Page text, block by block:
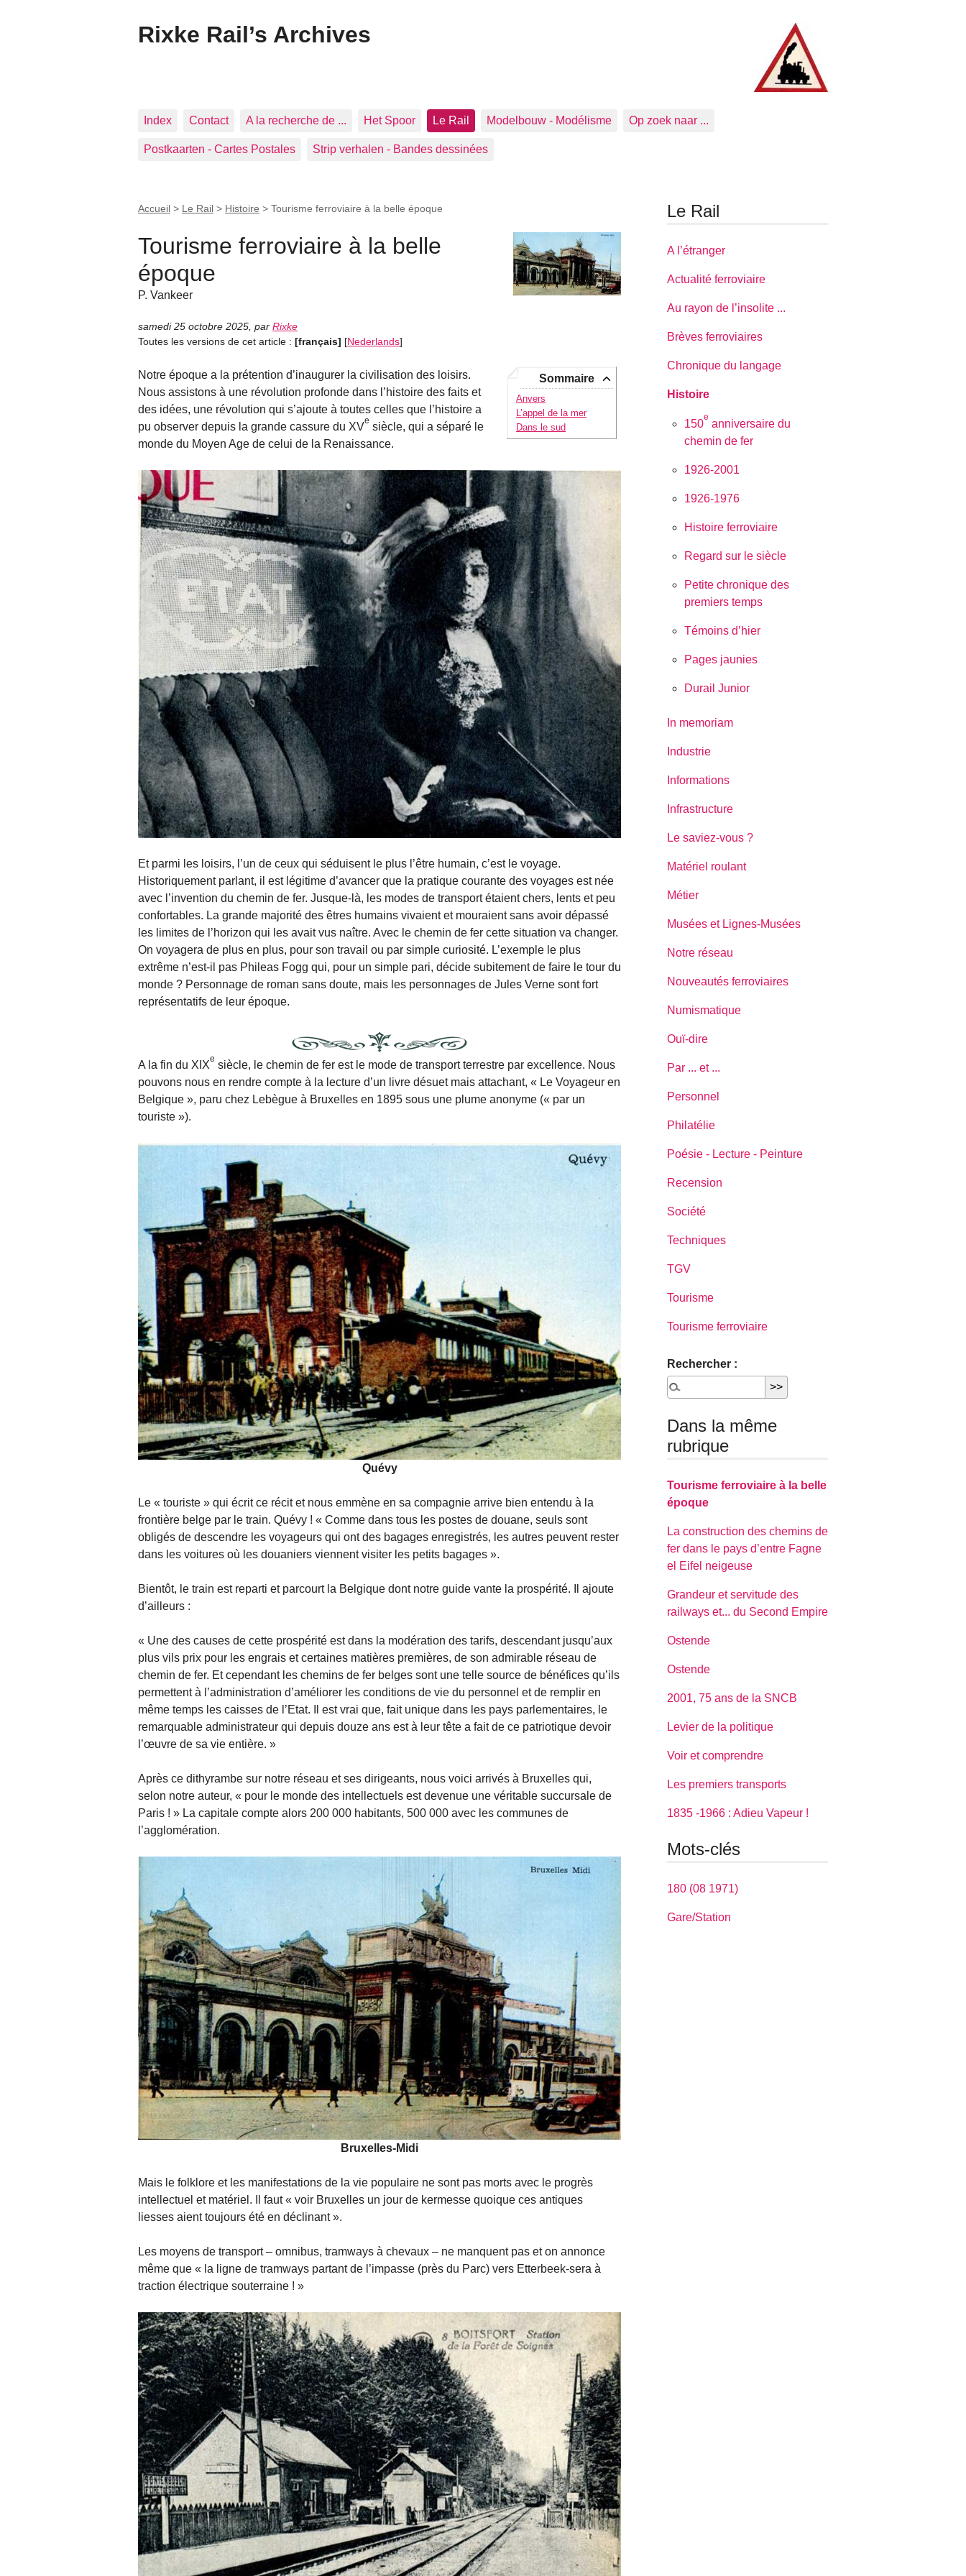
Rixke Rail’s Archives
Index Contact A la recherche de ... Het Spoor Le Rail Modelbouw - Modélisme Op zoek naar ...
Postkaarten - Cartes Postales Strip verhalen - Bandes dessinées
Accueil > Le Rail > Histoire > Tourisme ferroviaire à la belle époque
Tourisme ferroviaire à la belle
époque
P. Vankeer
samedi 25 octobre 2025 par Rixke
Toutes les versions de cet article : [français] [Nederlands]
Sommaire
Anvers
L’appel de la mer
Dans le sud
Notre époque a la prétention d’inaugurer la civilisation des loisirs.
Nous assistons à une révolution profonde dans l’histoire des faits et
des idées, une révolution qui s’ajoute à toutes celles que l’histoire a
pu observer depuis la grande cassure du XV
e
siècle, qui a séparé le
monde du Moyen Age de celui de la Renaissance.
Et parmi les loisirs, l’un de ceux qui séduisent le plus l’être humain, c’est le voyage.
Historiquement parlant, il est légitime d’avancer que la pratique courante des voyages est née
avec l’invention du chemin de fer. Jusque-là, les modes de transport étaient chers, lents et peu
confortables. La grande majorité des êtres humains vivaient et mouraient sans avoir dépassé
les limites de l’horizon qui les avait vus naître. Avec le chemin de fer cette situation va changer.
On voyagera de plus en plus, pour son travail ou par simple curiosité. L’exemple le plus
extrême n’est-il pas Phileas Fogg qui, pour un simple pari, décide subitement de faire le tour du
monde ? Personnage de roman sans doute, mais les personnages de Jules Verne sont fort
représentatifs de leur époque.
A la fin du XIX
e
siècle, le chemin de fer est le mode de transport terrestre par excellence. Nous
pouvons nous en rendre compte à la lecture d’un livre désuet mais attachant, « Le Voyageur en
Belgique », paru chez Lebègue à Bruxelles en 1895 sous une plume anonyme (« par un
touriste »).
Quévy
Le « touriste » qui écrit ce récit et nous emmène en sa compagnie arrive bien entendu à la
frontière belge par le train. Quévy ! « Comme dans tous les postes de douane, seuls sont
obligés de descendre les voyageurs qui ont des bagages enregistrés, les autres peuvent rester
dans les voitures où les douaniers viennent visiter les petits bagages ».
Bientôt, le train est reparti et parcourt la Belgique dont notre guide vante la prospérité. Il ajoute
d’ailleurs :
« Une des causes de cette prospérité est dans la modération des tarifs, descendant jusqu’aux
plus vils prix pour les engrais et certaines matières premières, de son admirable réseau de
chemin de fer. Et cependant les chemins de fer belges sont une telle source de bénéfices qu’ils
permettent à l’administration d’améliorer les conditions de vie du personnel et de remplir en
même temps les caisses de l’Etat. Il est vrai que, fait unique dans les pays parlementaires, le
remarquable administrateur qui depuis douze ans est à leur tête a fait de ce patriotique devoir
l’œuvre de sa vie entière. »
Après ce dithyrambe sur notre réseau et ses dirigeants, nous voici arrivés à Bruxelles qui,
selon notre auteur, « pour le monde des intellectuels est devenue une véritable succursale de
Paris ! » La capitale compte alors 200 000 habitants, 500 000 avec les communes de
l’agglomération.
Bruxelles-Midi
Mais le folklore et les manifestations de la vie populaire ne sont pas morts avec le progrès
intellectuel et matériel. Il faut « voir Bruxelles un jour de kermesse quoique ces antiques
liesses aient toujours été en déclinant ».
Les moyens de transport – omnibus, tramways à chevaux – ne manquent pas et on annonce
même que « la ligne de tramways partant de l’impasse (près du Parc) vers Etterbeek-sera à
traction électrique souterraine ! »
Le Rail
A l’étranger
Actualité ferroviaire
Au rayon de l’insolite ...
Brèves ferroviaires
Chronique du langage
Histoire
150
e
anniversaire du
chemin de fer
1926-2001
1926-1976
Histoire ferroviaire
Regard sur le siècle
Petite chronique des
premiers temps
Témoins d’hier
Pages jaunies
Durail Junior
In memoriam
Industrie
Informations
Infrastructure
Le saviez-vous ?
Matériel roulant
Métier
Musées et Lignes-Musées
Notre réseau
Nouveautés ferroviaires
Numismatique
Ouï-dire
Par ... et ...
Personnel
Philatélie
Poésie - Lecture - Peinture
Recension
Société
Techniques
TGV
Tourisme
Tourisme ferroviaire
Rechercher :
Dans la même
rubrique
Tourisme ferroviaire à la belle
époque
La construction des chemins de
fer dans le pays d’entre Fagne
el Eifel neigeuse
Grandeur et servitude des
railways et... du Second Empire
Ostende
Ostende
2001, 75 ans de la SNCB
Levier de la politique
Voir et comprendre
Les premiers transports
1835 -1966 : Adieu Vapeur !
Mots-clés
180 (08 1971)
Gare/Station